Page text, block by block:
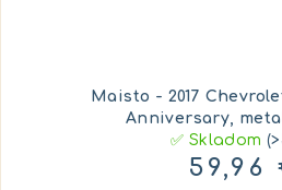
Maisto - 2017
Anniversary, metal
✅ Skladom
59,96